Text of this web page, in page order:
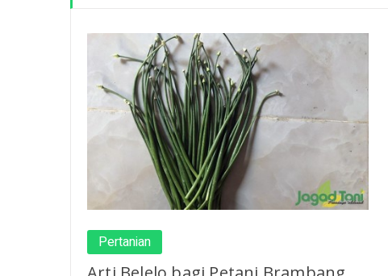
Pertanian